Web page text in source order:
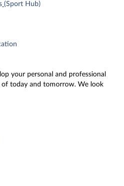
(Sport Hub)
your personal and professional
today and tomorrow. We look